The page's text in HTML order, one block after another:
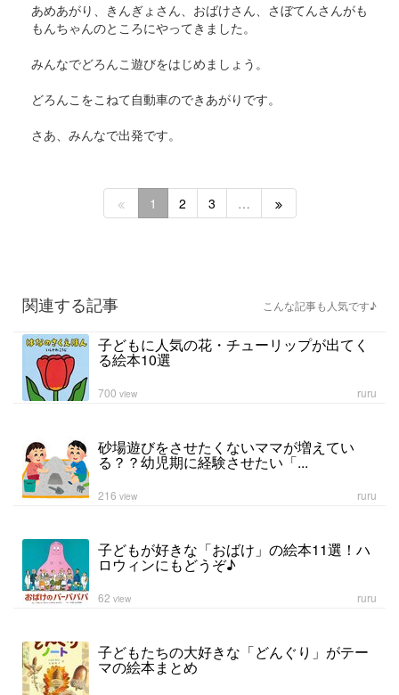
あめあがり、きんぎょさん、おばけさん、さぼてんさんがも
もんちゃんのところにやってきました。
みんなでどろんこ遊びをはじめましょう。
どろんこをこねて自動車のできあがりです。
さあ、みんなで出発です。
1 2 3 …
関連する記事 こんな記事も人気です♪
子どもに人気の花・チューリップが出てく
る絵本10選
ruru
700 view
砂場遊びをさせたくないママが増えてい
る？？幼児期に経験させたい「...
ruru
216 view
子どもが好きな「おばけ」の絵本11選！ハ
ロウィンにもどうぞ♪
ruru
62 view
子どもたちの大好きな「どんぐり」がテー
マの絵本まとめ